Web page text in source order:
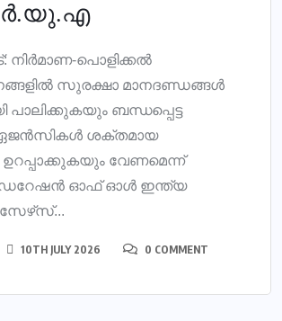
നിര്‍മാണ-പൊളിക്കല്‍
സുരക്ഷാ മാനദണ്ഡങ്ങള്‍
പാലിക്കുകയും ബന്ധപ്പെട്ട
ശക്തമായ
ഉറപ്പാക്കുകയും വേണമെന്ന്
ഓഫ് ഓള്‍ ഇന്ത്യ
10TH JULY 2026 0 COMMENT